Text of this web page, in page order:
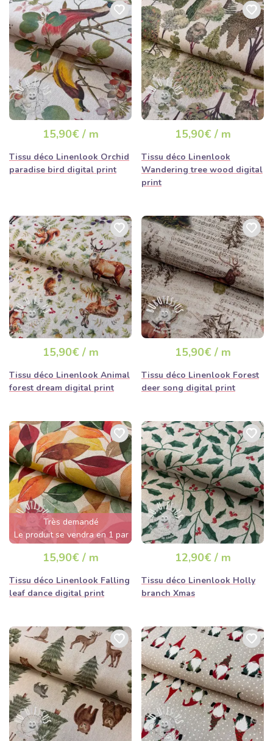
15,90€ / m
Tissu déco Linenlook Orchid
paradise bird digital print
15,90€ / m
Tissu déco Linenlook
Wandering tree wood digital
print
15,90€ / m
Tissu déco Linenlook Animal
forest dream digital print
15,90€ / m
Tissu déco Linenlook Forest
deer song digital print
Très demandé
Le produit se vendra en 1 par
jour
15,90€ / m
Tissu déco Linenlook Falling
leaf dance digital print
12,90€ / m
Tissu déco Linenlook Holly
branch Xmas